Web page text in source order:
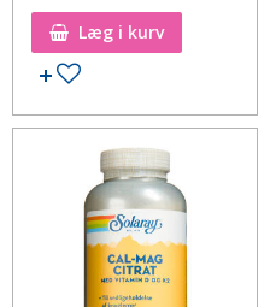
Læg i kurv
Tilføj til ønskeseddel